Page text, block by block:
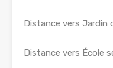
Distance vers Jardin
Distance vers École